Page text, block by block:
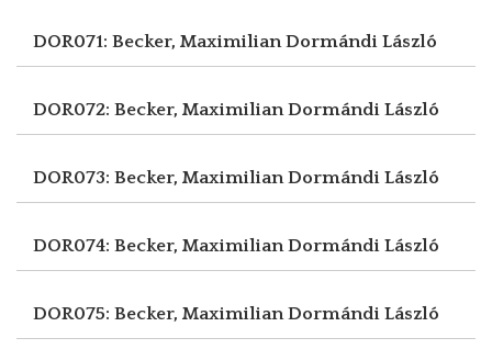
DOR071: Becker, MaximilianDormándi László
DOR072: Becker, MaximilianDormándi László
DOR073: Becker, MaximilianDormándi László
DOR074: Becker, MaximilianDormándi László
DOR075: Becker, MaximilianDormándi László